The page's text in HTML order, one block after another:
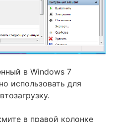
в Windows 7
использовать для
в правой колонке